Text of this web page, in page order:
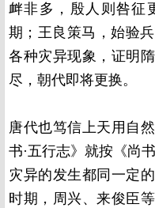
衅非多，殷人则咎征
期；王良策马，始验
各种灾异现象，证明
尽，朝代即将更换。
唐代也笃信上天用自
书·五行志》就按《尚
灾异的发生都同一定
时期，周兴、来俊臣